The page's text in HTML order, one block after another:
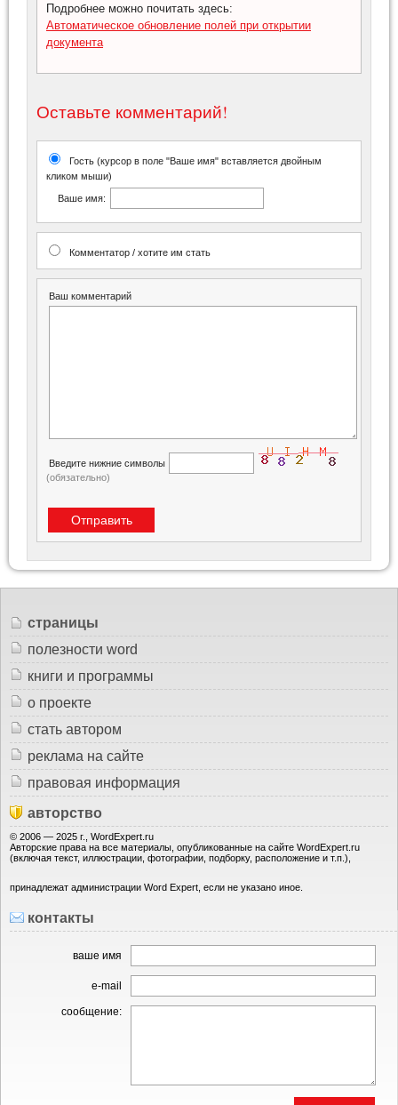
Подробнее можно почитать здесь:
Автоматическое обновление полей при открытии
документа
Оставьте комментарий!
Гость (курсор в поле "Ваше имя" вставляется двойным
кликом мыши)
Ваше имя:
Комментатор / хотите им стать
Ваш комментарий
Введите нижние символы
(обязательно)
страницы
полезности word
книги и программы
о проекте
стать автором
реклама на сайте
правовая информация
авторство
© 2006 — 2025 г., WordExpert.ru
Авторские права на все материалы, опубликованные на сайте WordExpert.ru
(включая текст, иллюстрации, фотографии, подборку, расположение и т.п.),
принадлежат администрации Word Expert, если не указано иное.
контакты
ваше имя
e-mail
сообщение: